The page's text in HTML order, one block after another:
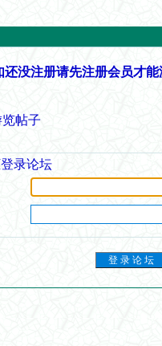
没注册请先注册会员才能
帖子
录论坛